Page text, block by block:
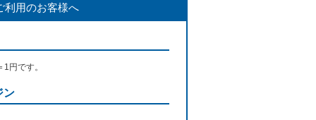
利用のお客様へ
円です。
ン